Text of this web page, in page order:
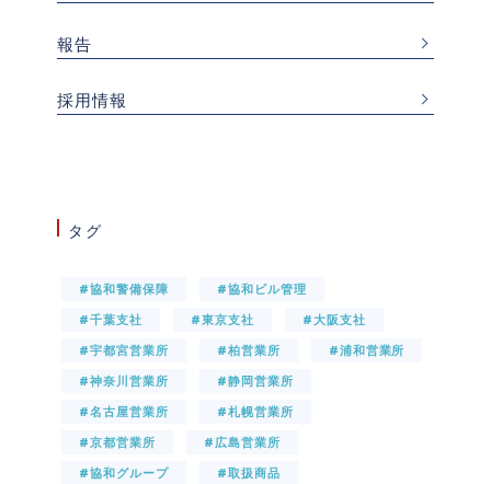
報告
採用情報
タグ
#協和警備保障
#協和ビル管理
#千葉支社
#東京支社
#大阪支社
#宇都宮営業所
#柏営業所
#浦和営業所
#神奈川営業所
#静岡営業所
#名古屋営業所
#札幌営業所
#京都営業所
#広島営業所
#協和グループ
#取扱商品